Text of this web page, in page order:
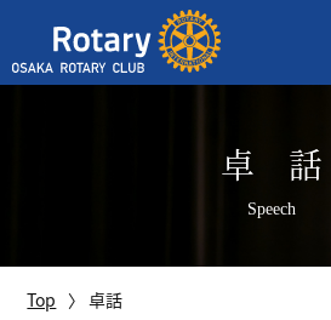
運営方針
卓 話
Speech
Top 卓話